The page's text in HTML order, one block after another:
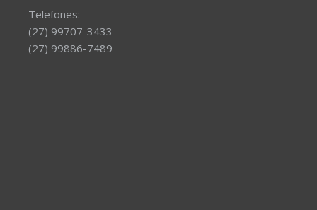
Telefones:
(27) 99707-3433
(27) 99886-7489